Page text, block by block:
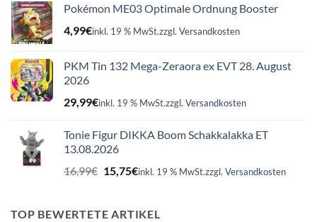
Pokémon ME03 Optimale Ordnung Booster
4,99€inkl. 19 % MwSt.zzgl. Versandkosten
PKM Tin 132 Mega-Zeraora ex EVT 28. August
2026
29,99€inkl. 19 % MwSt.zzgl. Versandkosten
Tonie Figur DIKKA Boom Schakkalakka ET
13.08.2026
16,99€ Ursprünglicher
Preis
16,99€
15,75€Aktueller
15,75€.
inkl. 19 % MwSt.zzgl. Versandkosten
TOP BEWERTETE ARTIKEL